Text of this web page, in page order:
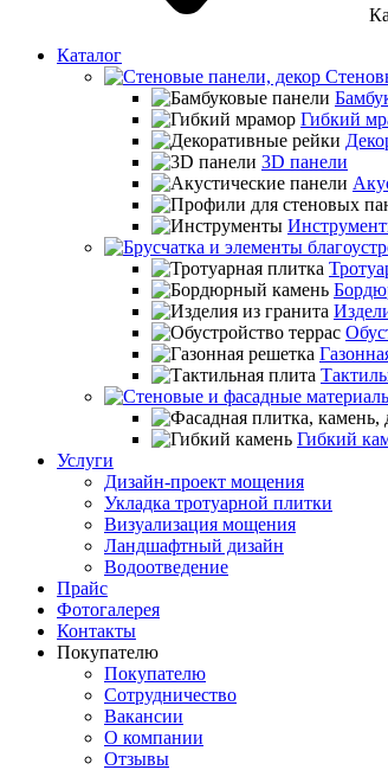
Каталог
Гибкий
3D панели
Гибкий
Услуги
Дизайн-проект мощения
Укладка тротуарной плитки
Визуализация мощения
Ландшафтный дизайн
Водоотведение
Прайс
Фотогалерея
Контакты
Покупателю
Покупателю
Сотрудничество
Вакансии
О компании
Отзывы